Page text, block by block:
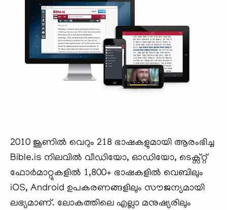
2010 ജൂണിൽ വെറും 218 ഭാഷകളുമായി ആരംഭിച്ച
Bible.is നിലവിൽ വീഡിയോ, ഓഡിയോ, ടെക്സ്റ്റ്
ഫോർമാറ്റുകളിൽ 1,800+ ഭാഷകളിൽ വെബിലും
iOS, Android ഉപകരണങ്ങളിലും സൗജന്യമായി
ലഭ്യമാണ്. ലോകത്തിലെ എല്ലാ മനുഷ്യരിലും